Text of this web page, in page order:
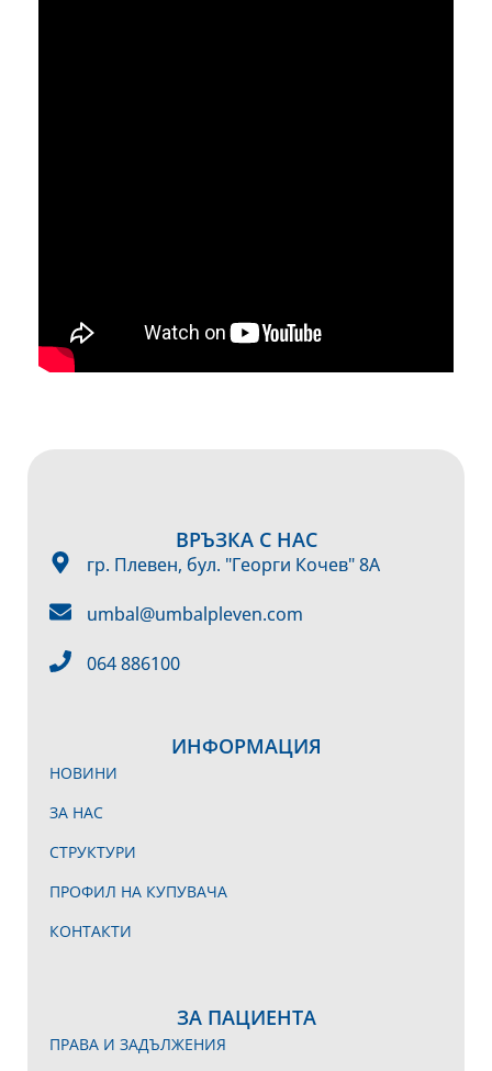
ИНФОРМАЦИЯ
НОВИНИ
ЗА НАС
СТРУКТУРИ
ПРОФИЛ НА КУПУВАЧА
КОНТАКТИ
ЗА ПАЦИЕНТА
ПРАВА И ЗАДЪЛЖЕНИЯ
ВРЪЗКА С НАС
гр. Плевен, бул. "Георги Кочев" 8А
umbal@umbalpleven.com
064 886100